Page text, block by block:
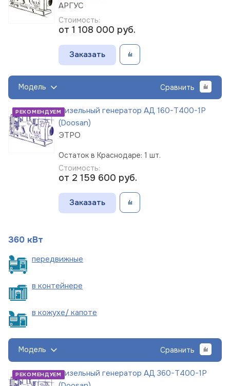
АРГУС
Стоимость:
от 1 108 000 руб.
Заказать
Модель Сравнить
РЕКОМЕНДУЕМДизельный генератор АД 160-Т400-1Р
(Doosan)
ЭТРО
Остаток в Краснодаре: 1 шт.
Стоимость:
от 2 159 600 руб.
Заказать
360 кВт
передвижные
в контейнере
в кожухе/ капоте
Модель Сравнить
РЕКОМЕНДУЕМДизельный генератор АД 360-Т400-1Р